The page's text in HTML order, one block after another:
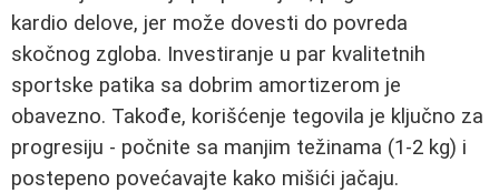
kardio delove, jer može dovesti do povreda
skočnog zgloba. Investiranje u par kvalitetnih
sportske patika sa dobrim amortizerom je
obavezno. Takođe, korišćenje tegovila je ključno za
progresiju - počnite sa manjim težinama (1-2 kg) i
postepeno povećavajte kako mišići jačaju.